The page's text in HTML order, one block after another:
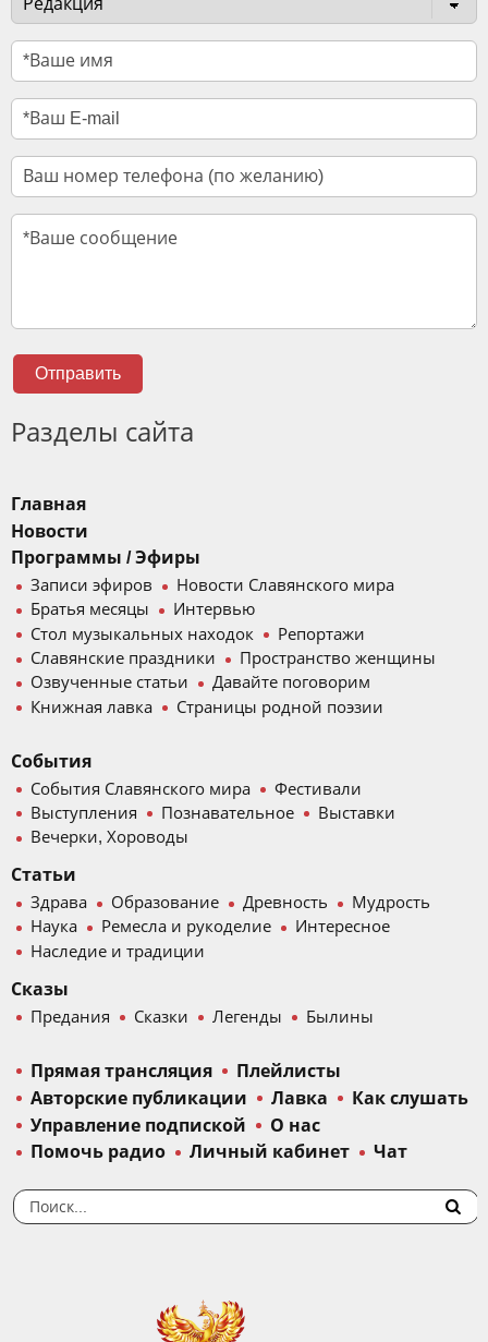
Отправить
Разделы сайта
Главная
Новости
Программы / Эфиры
Записи эфиров
Новости Славянского мира
Братья месяцы
Интервью
Стол музыкальных находок
Репортажи
Славянские праздники
Пространство женщины
Озвученные статьи
Давайте поговорим
Книжная лавка
Страницы родной поэзии
События
События Славянского мира
Фестивали
Выступления
Познавательное
Выставки
Вечерки, Хороводы
Статьи
Здрава Образование Древность
Мудрость
Наука
Ремесла и рукоделие
Интересное
Наследие и традиции
Сказы
Предания Сказки Легенды Былины
Прямая трансляция
Плейлисты
Авторские публикации
Лавка
Как слушать
Управление подпиской
О нас
Помочь радио
Личный кабинет Чат